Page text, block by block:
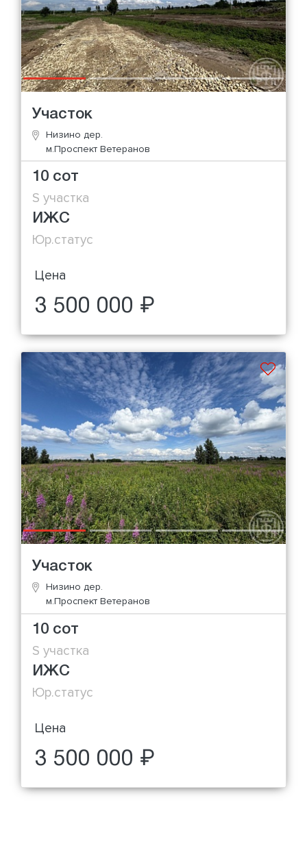
Участок
Низино дер.
м.Проспект Ветеранов
10 сот
S участка
ИЖС
Юр.статус
Цена
3 500 000 ₽
Участок
Низино дер.
м.Проспект Ветеранов
10 сот
S участка
ИЖС
Юр.статус
Цена
3 500 000 ₽